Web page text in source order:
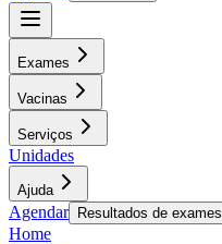
Exames
Vacinas
Serviços
Unidades
Ajuda
Agendar Resultados de exames
Home